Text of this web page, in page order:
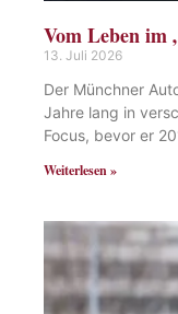
Vom Leben im
13. Juli 2026
Der Münchner
Jahre lang in
Focus, bevor er
Weiterlesen »